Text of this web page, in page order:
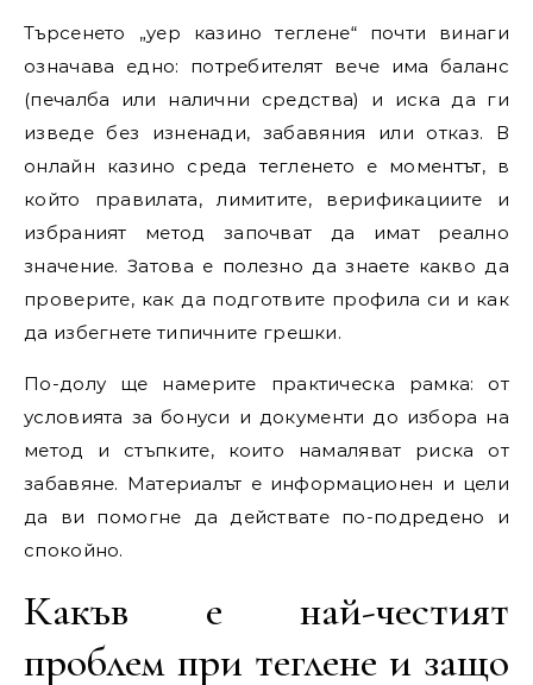
Търсенето „yep казино теглене“ почти винаги
означава едно: потребителят вече има баланс
(печалба или налични средства) и иска да ги
изведе без изненади, забавяния или отказ. В
онлайн казино среда тегленето е моментът, в
който правилата, лимитите, верификациите и
избраният метод започват да имат реално
значение. Затова е полезно да знаете какво да
проверите, как да подготвите профила си и как
да избегнете типичните грешки.
По-долу ще намерите практическа рамка: от
условията за бонуси и документи до избора на
метод и стъпките, които намаляват риска от
забавяне. Материалът е информационен и цели
да ви помогне да действате по-подредено и
спокойно.
Какъв е най-честият
проблем при теглене и защо